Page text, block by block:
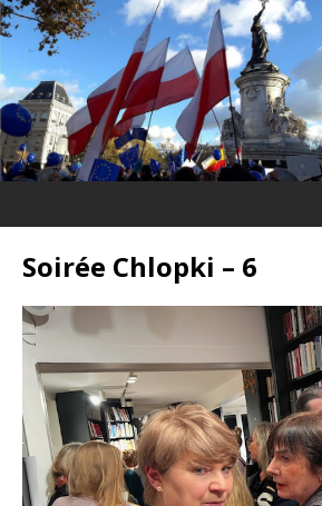
Soirée Chlopki – 6